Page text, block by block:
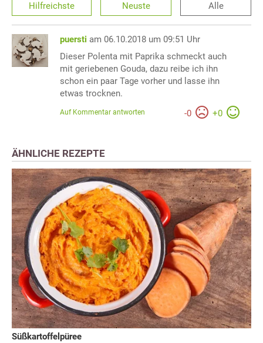
Hilfreichste Neuste Alle
puersti am 06.10.2018 um 09:51 Uhr
Dieser Polenta mit Paprika schmeckt auch
mit geriebenen Gouda, dazu reibe ich ihn
schon ein paar Tage vorher und lasse ihn
etwas trocknen.
-0 +0
Auf Kommentar antworten
ÄHNLICHE REZEPTE
Süßkartoffelpüree